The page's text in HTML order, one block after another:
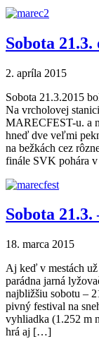
Sobota
2. apríla 2015
Sobota 21.3.2015
Na vrcholovej
MARECFEST-u. a
hneď dve veľmi
na bežkách cez
finále SVK pohára
Sobota
18. marca 2015
Aj keď v mestách
parádna jarná
najbližšiu sobotu –
pivný festival na
vyhliadka (1.252 m
hrá aj […]